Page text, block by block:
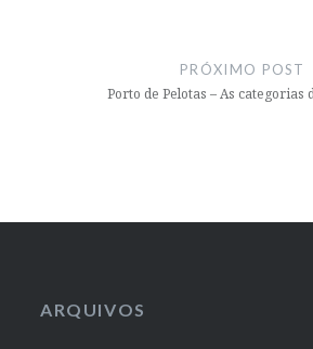
PRÓXIMO POST
Porto de Pelotas – As categorias
ARQUIVOS